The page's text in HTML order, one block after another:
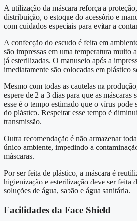
A utilização da máscara reforça a
distribuição, o estoque do acessório e
com cuidados especiais para evitar a
A confecção do escudo é feita em
são impressas em uma temperatura muito
já esterilizadas. O manuseio após a
imediatamente são colocadas em plástico
Mesmo com todas as cautelas na
espere de 2 a 3 dias para que as máscaras
esse é o tempo estimado que o vírus pode
do plástico. Respeitar esse tempo é
transmissão.
Outra recomendação é não armazenar
único ambiente, impedindo a
máscaras.
Por ser feita de plástico, a máscara é
higienização e esterilização deve ser feita
soluções de água, sabão e água sanitária.
Facilidades da Face Shield